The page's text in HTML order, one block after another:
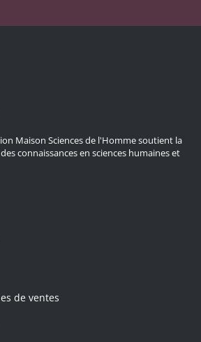
Maison Sciences de l'Homme soutient la
connaissances en sciences humaines et
de ventes